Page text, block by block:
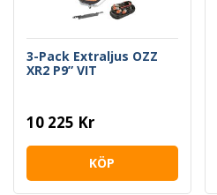
3-Pack Extraljus OZZ
XR2 P9” VIT
10 225 Kr
KÖP